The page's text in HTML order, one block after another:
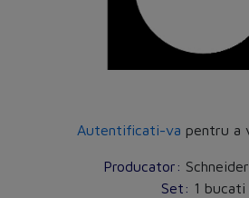
Autentificati-va pentru a
Producator:
Set: 1 bucati